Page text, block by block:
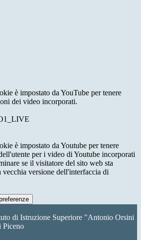
è impostato da YouTube per tenere
dei video incorporati.
è impostato da Youtube per tenere
per i video di Youtube incorporati
se il visitatore del sito web sta
versione dell'interfaccia di
di Istruzione Superiore "Antonio Orsini